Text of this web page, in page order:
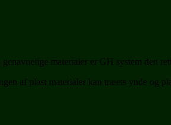
materialer er GH system den
af plast materialer kan træets ynde og